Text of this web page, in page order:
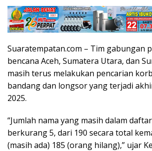
Suaratempatan.com – Tim gabungan
bencana Aceh, Sumatera Utara, dan
masih terus melakukan pencarian
bandang dan longsor yang terjadi
2025.
“Jumlah nama yang masih dalam
berkurang 5, dari 190 secara total
(masih ada) 185 (orang hilang),” ujar